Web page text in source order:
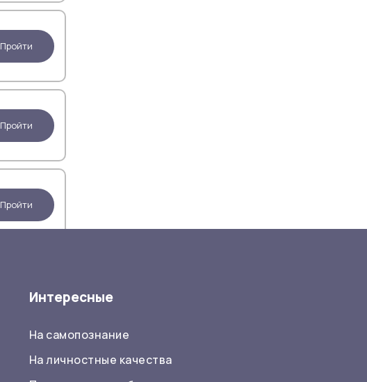
Пройти
Пройти
Пройти
Интересные
На самопознание
На личностные качества